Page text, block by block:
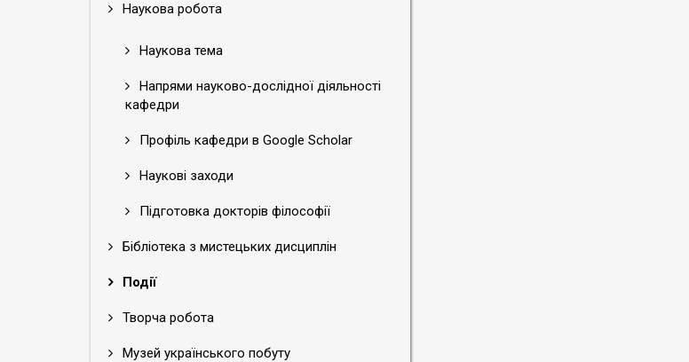
Наукова робота
Наукова тема
Напрями науково-дослідної діяльності
кафедри
Профіль кафедри в Google Scholar
Наукові заходи
Підготовка докторів філософії
Бібліотека з мистецьких дисциплін
Події
Творча робота
Музей українського побуту